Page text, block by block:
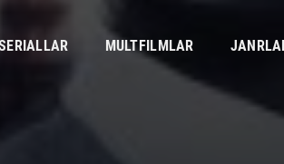
MULTFILMLAR